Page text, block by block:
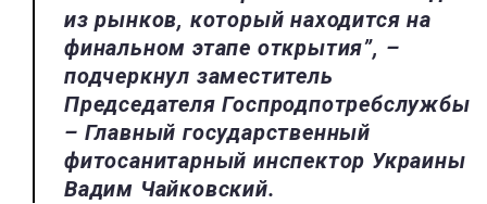
из рынков, который находится на
финальном этапе открытия”, –
подчеркнул заместитель
Председателя Госпродпотребслужбы
– Главный государственный
фитосанитарный инспектор Украины
Вадим Чайковский.